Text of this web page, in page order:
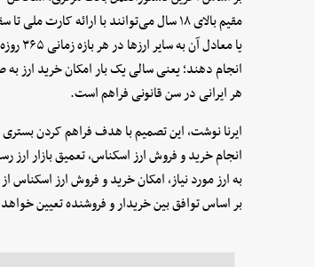
مقیم بالای ۱۸ سال می‌توانند با ارائه کارت
یا معادل آن به
انجام دهند؛ یعنی سالی یک بار امکان خرید ارز
هر ایرانی در سن قانونی فراهم است.
ایرنا نوشت، این تصمیم با هدف فراهم کردن
انجام خرید و فروش ارز اسکناس، تعمیق بازار
به ارز مورد نیاز، امکان خرید و فروش ارز
بر اساس توافق بین خریدار و فروشنده تعیین